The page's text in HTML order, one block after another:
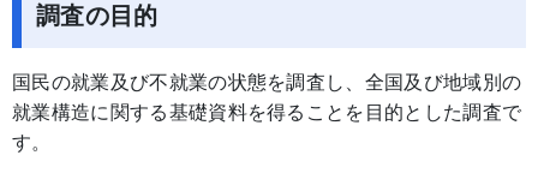
調査の目的
国民の就業及び不就業の状態を調査し、全国及び地域別の
就業構造に関する基礎資料を得ることを目的とした調査で
す。